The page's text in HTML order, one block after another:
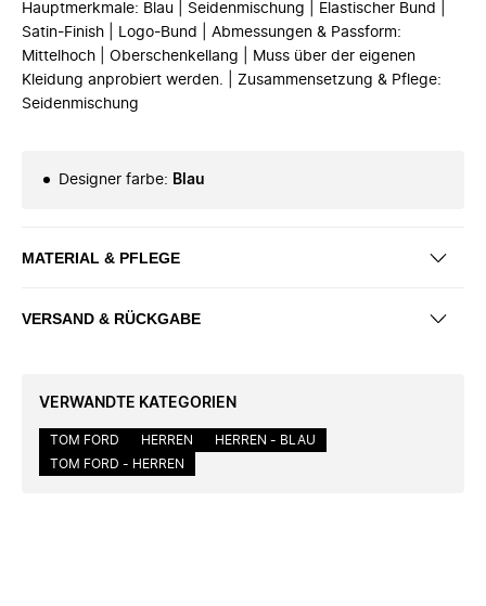
Hauptmerkmale: Blau | Seidenmischung | Elastischer Bund |
Satin-Finish | Logo-Bund | Abmessungen & Passform:
Mittelhoch | Oberschenkellang | Muss über der eigenen
Kleidung anprobiert werden. | Zusammensetzung & Pflege:
Seidenmischung
Designer farbe: Blau
MATERIAL & PFLEGE
VERSAND & RÜCKGABE
VERWANDTE KATEGORIEN
TOM FORD HERREN
HERREN - BLAU
TOM FORD - HERREN